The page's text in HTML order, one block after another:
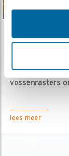
Verdieping
26.09.19
vossenrasters
lees meer